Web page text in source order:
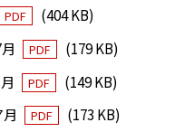
PDF
(404 KB)
PDF
(179 KB)
PDF
(149 KB)
PDF (173 KB)